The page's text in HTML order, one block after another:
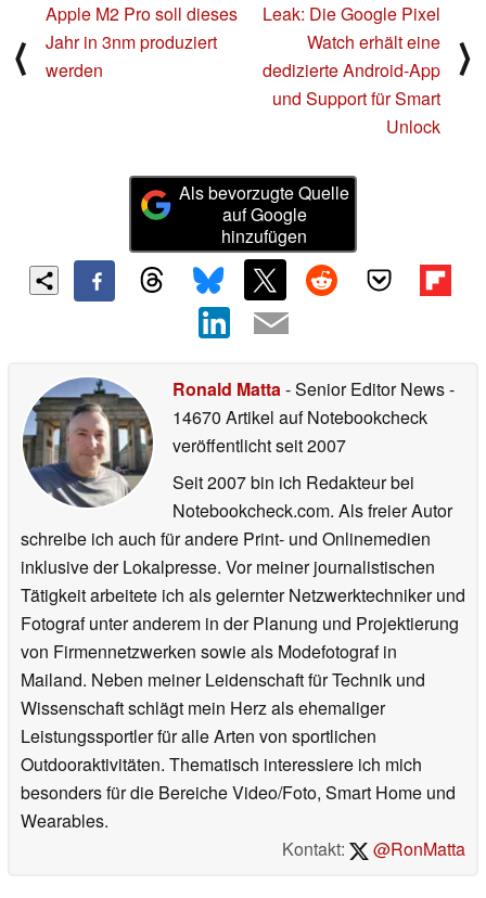
⟨
Apple M2 Pro soll dieses
Jahr in 3nm produziert
werden
Leak: Die Google Pixel
Watch erhält eine
dedizierte Android-App
und Support für Smart
Unlock
⟩
Als bevorzugte Quelle
auf Google
hinzufügen
Ronald Matta- Senior Editor News-
14670 Artikel auf Notebookcheck
veröffentlichtseit 2007
Seit 2007 bin ich Redakteur bei
Notebookcheck.com. Als freier Autor
schreibe ich auch für andere Print- und Onlinemedien
inklusive der Lokalpresse. Vor meiner journalistischen
Tätigkeit arbeitete ich als gelernter Netzwerktechniker und
Fotograf unter anderem in der Planung und Projektierung
von Firmennetzwerken sowie als Modefotograf in
Mailand. Neben meiner Leidenschaft für Technik und
Wissenschaft schlägt mein Herz als ehemaliger
Leistungssportler für alle Arten von sportlichen
Outdooraktivitäten. Thematisch interessiere ich mich
besonders für die Bereiche Video/Foto, Smart Home und
Wearables.
Kontakt:
@RonMatta